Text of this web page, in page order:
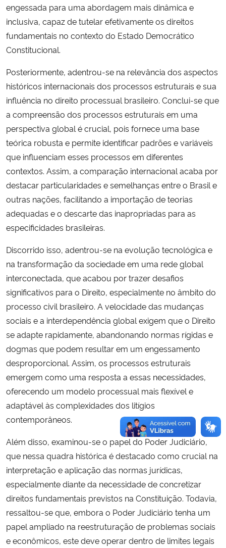
Secretaria-Geral
Secretaria de Governo
Advocacia-Geral da União
Banco Central do Brasil
Planalto
engessada para uma abordagem mais dinâmica e
inclusiva, capaz de tutelar efetivamente os direitos
fundamentais no contexto do Estado Democrático
Constitucional.
Posteriormente, adentrou-se na relevância dos aspectos
históricos internacionais dos processos estruturais e sua
influência no direito processual brasileiro. Conclui-se que
a compreensão dos processos estruturais em uma
perspectiva global é crucial, pois fornece uma base
teórica robusta e permite identificar padrões e variáveis
que influenciam esses processos em diferentes
contextos. Assim, a comparação internacional acaba por
destacar particularidades e semelhanças entre o Brasil e
outras nações, facilitando a importação de teorias
adequadas e o descarte das inapropriadas para as
especificidades brasileiras.
Discorrido isso, adentrou-se na evolução tecnológica e
na transformação da sociedade em uma rede global
interconectada, que acabou por trazer desafios
significativos para o Direito, especialmente no âmbito do
processo civil brasileiro. A velocidade das mudanças
sociais e a interdependência global exigem que o Direito
se adapte rapidamente, abandonando normas rígidas e
dogmas que podem resultar em um engessamento
desproporcional. Assim, os processos estruturais
emergem como uma resposta a essas necessidades,
oferecendo um modelo processual mais flexível e
adaptável às complexidades dos litígios
contemporâneos.
Além disso, examinou-se o papel do Poder Judiciário,
que nessa quadra histórica é destacado como crucial na
interpretação e aplicação das normas jurídicas,
especialmente diante da necessidade de concretizar
direitos fundamentais previstos na Constituição. Todavia,
ressaltou-se que, embora o Poder Judiciário tenha um
papel ampliado na reestruturação de problemas sociais
e econômicos, este deve operar dentro de limites legais